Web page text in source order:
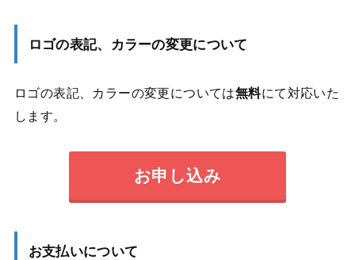
ロゴの表記、カラーの変更について
ロゴの表記、カラーの変更については無料にて対応いた
します。
お申し込み
お支払いについて